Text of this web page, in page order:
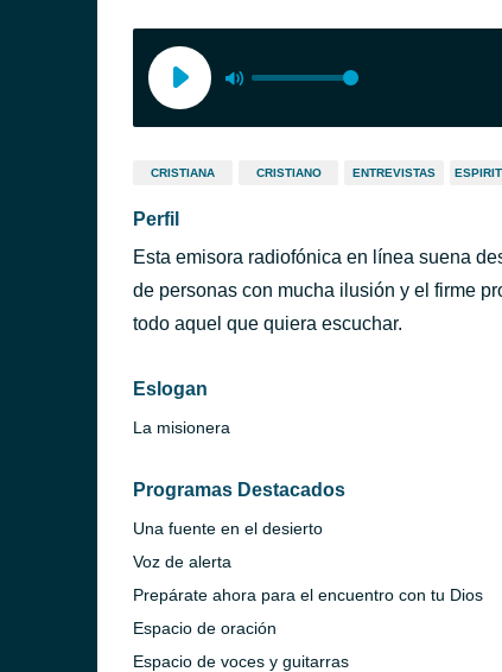
CRISTIANA CRISTIANO ENTREVISTAS
Perfil
Esta emisora radiofónica en línea suena
de personas con mucha ilusión y el firme
todo aquel que quiera escuchar.
Eslogan
La misionera
Programas Destacados
Una fuente en el desierto
Voz de alerta
Prepárate ahora para el encuentro con tu Dios
Espacio de oración
Espacio de voces y guitarras